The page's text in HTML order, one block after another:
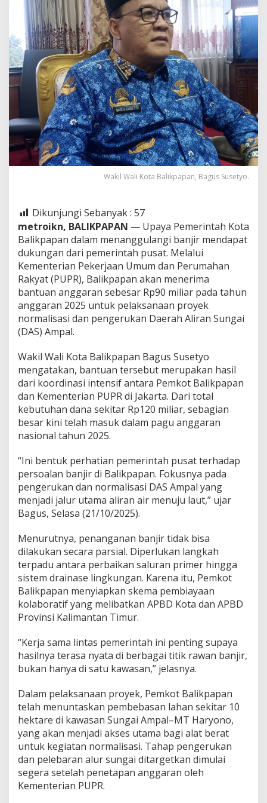
Wakil Wali Kota Balikpapan, Bagus Susetyo.
Dikunjungi Sebanyak : 57
metroikn, BALIKPAPAN — Upaya Pemerintah Kota
Balikpapan dalam menanggulangi banjir mendapat
dukungan dari pemerintah pusat. Melalui
Kementerian Pekerjaan Umum dan Perumahan
Rakyat (PUPR), Balikpapan akan menerima
bantuan anggaran sebesar Rp90 miliar pada tahun
anggaran 2025 untuk pelaksanaan proyek
normalisasi dan pengerukan Daerah Aliran Sungai
(DAS) Ampal.
Wakil Wali Kota Balikpapan Bagus Susetyo
mengatakan, bantuan tersebut merupakan hasil
dari koordinasi intensif antara Pemkot Balikpapan
dan Kementerian PUPR di Jakarta. Dari total
kebutuhan dana sekitar Rp120 miliar, sebagian
besar kini telah masuk dalam pagu anggaran
nasional tahun 2025.
“Ini bentuk perhatian pemerintah pusat terhadap
persoalan banjir di Balikpapan. Fokusnya pada
pengerukan dan normalisasi DAS Ampal yang
menjadi jalur utama aliran air menuju laut,” ujar
Bagus, Selasa (21/10/2025).
Menurutnya, penanganan banjir tidak bisa
dilakukan secara parsial. Diperlukan langkah
terpadu antara perbaikan saluran primer hingga
sistem drainase lingkungan. Karena itu, Pemkot
Balikpapan menyiapkan skema pembiayaan
kolaboratif yang melibatkan APBD Kota dan APBD
Provinsi Kalimantan Timur.
“Kerja sama lintas pemerintah ini penting supaya
hasilnya terasa nyata di berbagai titik rawan banjir,
bukan hanya di satu kawasan,” jelasnya.
Dalam pelaksanaan proyek, Pemkot Balikpapan
telah menuntaskan pembebasan lahan sekitar 10
hektare di kawasan Sungai Ampal–MT Haryono,
yang akan menjadi akses utama bagi alat berat
untuk kegiatan normalisasi. Tahap pengerukan
dan pelebaran alur sungai ditargetkan dimulai
segera setelah penetapan anggaran oleh
Kementerian PUPR.